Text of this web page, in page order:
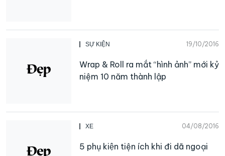
SỰ KIỆN 19/10/2016
Wrap & Roll ra mắt “hình ảnh” mới kỷ
niệm 10 năm thành lập
XE 04/08/2016
5 phụ kiện tiện ích khi đi dã ngoại